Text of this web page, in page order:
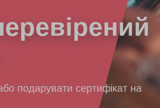
подарувати сертифікат на